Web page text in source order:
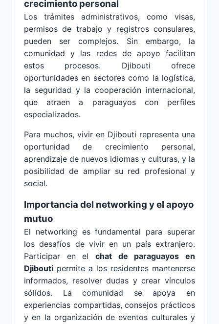
crecimiento personal
Los trámites administrativos, como visas,
permisos de trabajo y registros consulares,
pueden ser complejos. Sin embargo, la
comunidad y las redes de apoyo facilitan
estos procesos. Djibouti ofrece
oportunidades en sectores como la logística,
la seguridad y la cooperación internacional,
que atraen a paraguayos con perfiles
especializados.
Para muchos, vivir en Djibouti representa una
oportunidad de crecimiento personal,
aprendizaje de nuevos idiomas y culturas, y la
posibilidad de ampliar su red profesional y
social.
Importancia del networking y el apoyo
mutuo
El networking es fundamental para superar
los desafíos de vivir en un país extranjero.
Participar en el chat de paraguayos en
Djibouti permite a los residentes mantenerse
informados, resolver dudas y crear vínculos
sólidos. La comunidad se apoya en
experiencias compartidas, consejos prácticos
y en la organización de eventos culturales y